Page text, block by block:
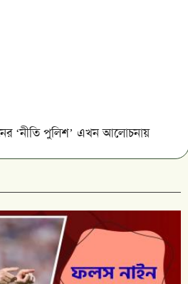
‘নীতি পুলিশ’ এখন আলোচনায়